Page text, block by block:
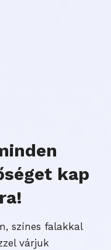
kap
színes falakkal
várjuk